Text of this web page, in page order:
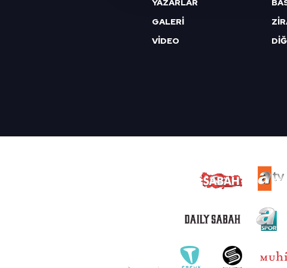
reklam/pazarlama faaliyetlerinin
Çerezlere ilişkin tercihlerinizi
mevzuata uygun olarak kullanılan
YAZARLAR
GALERİ
VİDEO